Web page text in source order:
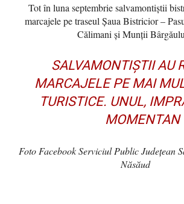
Tot în luna septembrie salvamontiștii
marcajele pe traseul Şaua Bistricior –
Călimani și Munții
SALVAMONTIŞTII AU
MARCAJELE PE MAI
TURISTICE. UNUL,
MOMENTAN
Foto Facebook Serviciul Public Județean
Năsăud